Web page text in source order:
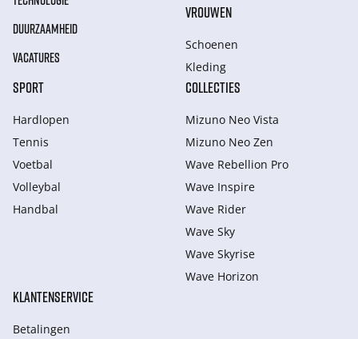
DUURZAAMHEID
VACATURES
VROUWEN
Schoenen
Kleding
SPORT
Hardlopen
Tennis
Voetbal
Volleybal
Handbal
COLLECTIES
Mizuno Neo Vista
Mizuno Neo Zen
Wave Rebellion Pro
Wave Inspire
Wave Rider
Wave Sky
Wave Skyrise
Wave Horizon
KLANTENSERVICE
Betalingen